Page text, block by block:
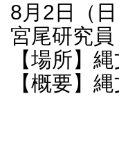
8月2日（日
宮尾研究員
【場所】
【概要】